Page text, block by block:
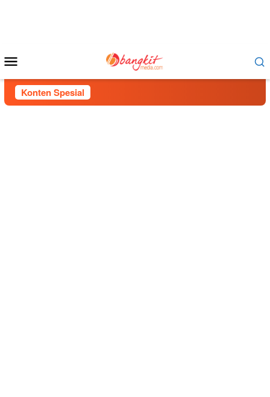
Mobile
Konten Spesial